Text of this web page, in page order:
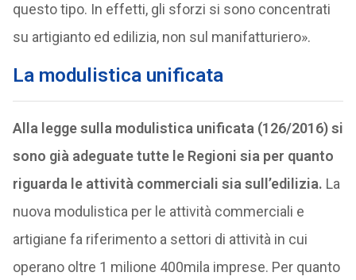
questo tipo. In effetti, gli sforzi si sono concentrati
su artigianto ed edilizia, non sul manifatturiero».
La modulistica unificata
Alla legge sulla modulistica unificata (126/2016) si
sono già adeguate tutte le Regioni sia per quanto
riguarda le attività commerciali sia sull’edilizia. La
nuova modulistica per le attività commerciali e
artigiane fa riferimento a settori di attività in cui
operano oltre 1 milione 400mila imprese. Per quanto